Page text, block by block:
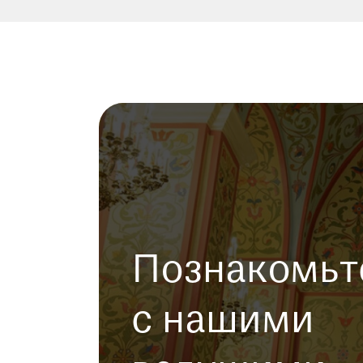
с нашими